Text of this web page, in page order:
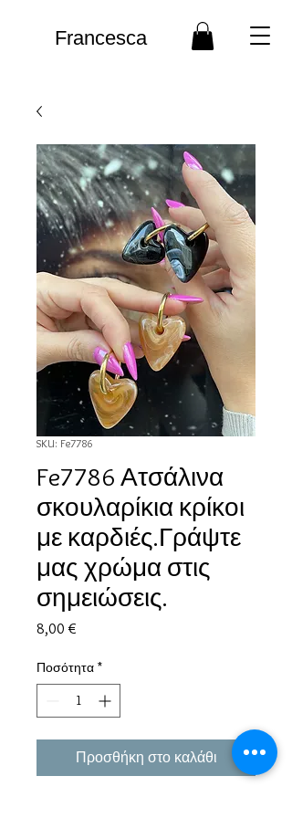
Francesca
SKU: Fe7786
Fe7786 Ατσάλινα
σκουλαρίκια κρίκοι
με καρδιές.Γράψτε
μας χρώμα στις
σημειώσεις.
8,00 €
Ποσότητα *
Προσθήκη στο καλάθι